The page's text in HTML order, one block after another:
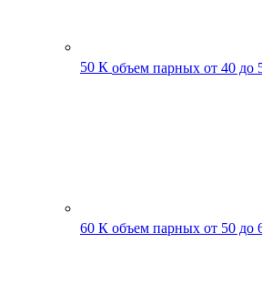
50 К объем парных от 40 до
60 К объем парных от 50 до